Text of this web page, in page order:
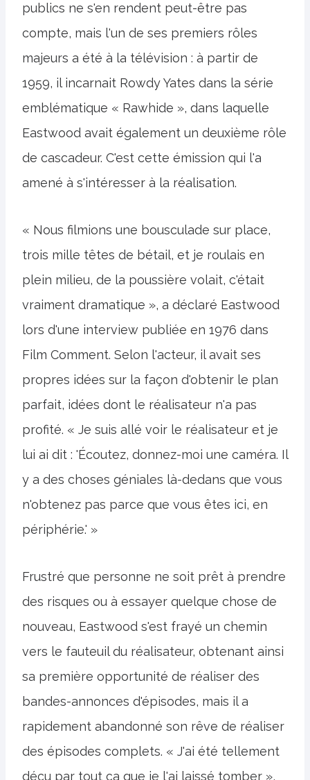
publics ne s'en rendent peut-être pas
compte, mais l'un de ses premiers rôles
majeurs a été à la télévision : à partir de
1959, il incarnait Rowdy Yates dans la série
emblématique « Rawhide », dans laquelle
Eastwood avait également un deuxième rôle
de cascadeur. C'est cette émission qui l'a
amené à s'intéresser à la réalisation.
« Nous filmions une bousculade sur place,
trois mille têtes de bétail, et je roulais en
plein milieu, de la poussière volait, c'était
vraiment dramatique », a déclaré Eastwood
lors d'une interview publiée en 1976 dans
Film Comment. Selon l'acteur, il avait ses
propres idées sur la façon d'obtenir le plan
parfait, idées dont le réalisateur n'a pas
profité. « Je suis allé voir le réalisateur et je
lui ai dit : 'Écoutez, donnez-moi une caméra. Il
y a des choses géniales là-dedans que vous
n'obtenez pas parce que vous êtes ici, en
périphérie.' »
Frustré que personne ne soit prêt à prendre
des risques ou à essayer quelque chose de
nouveau, Eastwood s'est frayé un chemin
vers le fauteuil du réalisateur, obtenant ainsi
sa première opportunité de réaliser des
bandes-annonces d'épisodes, mais il a
rapidement abandonné son rêve de réaliser
des épisodes complets. « J'ai été tellement
déçu par tout ça que je l'ai laissé tomber »,